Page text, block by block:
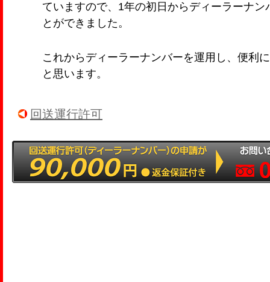
ていますので、1年の初日からディーラーナ
とができました。
これからディーラーナンバーを運用し、便利
と思います。
回送運行許可